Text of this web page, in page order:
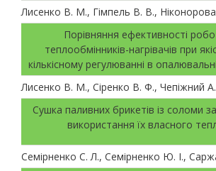
Лисенко В. М., Гімпель В. В.,
Порівняння ефективності
теплообмінників-нагрівачів при
кількісному регулюванні в
Лисенко В. М., Сіренко В. Ф., Чепіжний
Сушка паливних брикетів із соломи
використання їх власного
Семірненко С. Л., Семірненко Ю. І.,